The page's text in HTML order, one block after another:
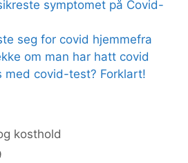
symptomet på Covid-
seg for covid hjemmefra
om man har hatt covid
med covid-test? Forklart!
kosthold